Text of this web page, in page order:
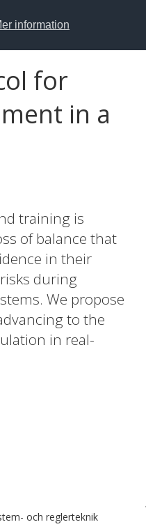
information
for
in a
training is
of balance that
in their
during
We propose
to the
in real-
och reglerteknik